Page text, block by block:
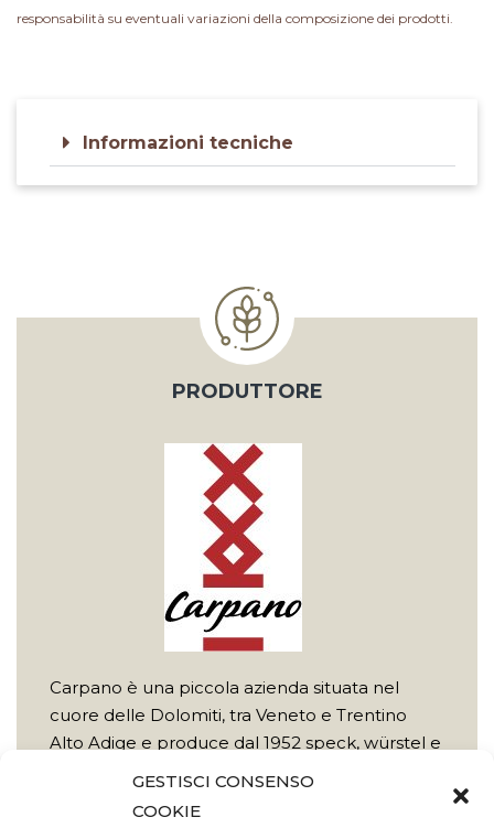
GESTISCI CONSENSO
COOKIE
responsabilità su eventuali variazioni della composizione dei prodotti.
Informazioni tecniche
PRODUTTORE
Carpano è una piccola azienda situata nel
cuore delle Dolomiti, tra Veneto e Trentino
Alto Adige e produce dal 1952 speck, würstel e